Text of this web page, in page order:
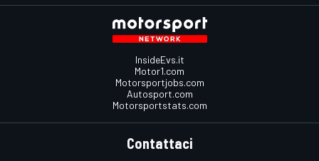
InsideEvs.it
Motor1.com
Motorsportjobs.com
Autosport.com
Motorsportstats.com
Contattaci